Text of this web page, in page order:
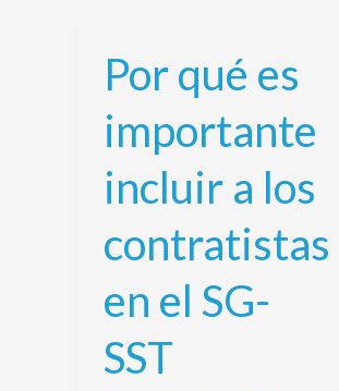
Por qué es
importante
incluir a los
contratistas
en el SG-
SST
Por
qué
es
importante
incluir
a
los
contratistas
en
el
SG-